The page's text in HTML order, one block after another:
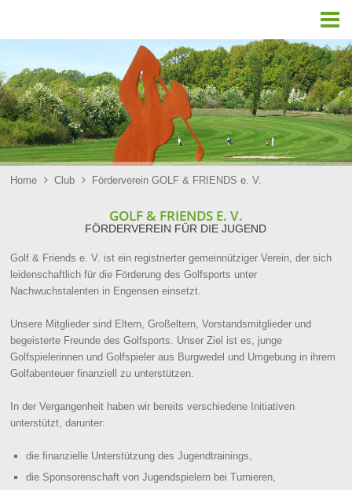

Home  Club  Förderverein GOLF & FRIENDS e. V.
GOLF & FRIENDS E. V.
FÖRDERVEREIN FÜR DIE JUGEND
Golf & Friends e. V. ist ein registrierter gemeinnütziger Verein, der sich
leidenschaftlich für die Förderung des Golfsports unter
Nachwuchstalenten in Engensen einsetzt.
Unsere Mitglieder sind Eltern, Großeltern, Vorstandsmitglieder und
begeisterte Freunde des Golfsports. Unser Ziel ist es, junge
Golfspielerinnen und Golfspieler aus Burgwedel und Umgebung in ihrem
Golfabenteuer finanziell zu unterstützen.
In der Vergangenheit haben wir bereits verschiedene Initiativen
unterstützt, darunter:
die finanzielle Unterstützung des Jugendtrainings,
die Sponsorenschaft von Jugendspielern bei Turnieren,